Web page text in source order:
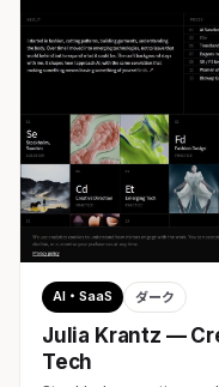
AI・SaaS ダーク
Julia Krantz —
Tech